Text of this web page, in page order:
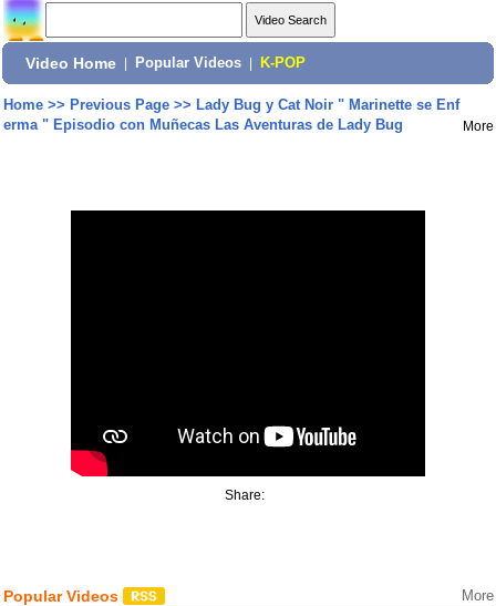
Video Home Popular Videos K-POP
Home>> Previous Page>> Lady Bug y Cat Noir " Marinette se Enf
erma " Episodio con Muñecas Las Aventuras de Lady Bug
More
Share:
Popular Videos More